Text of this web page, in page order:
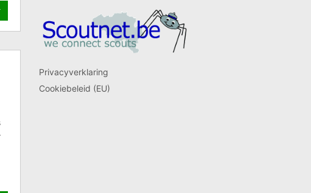
Privacyverklaring
Cookiebeleid (EU)